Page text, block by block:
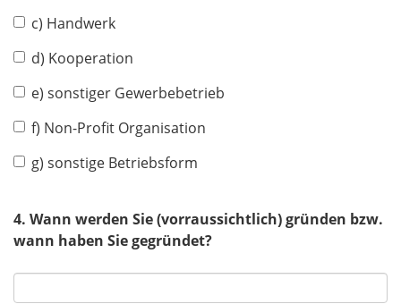
c) Handwerk
d) Kooperation
e) sonstiger Gewerbebetrieb
f) Non-Profit Organisation
g) sonstige Betriebsform
4. Wann werden Sie (vorraussichtlich) gründen bzw.
wann haben Sie gegründet?